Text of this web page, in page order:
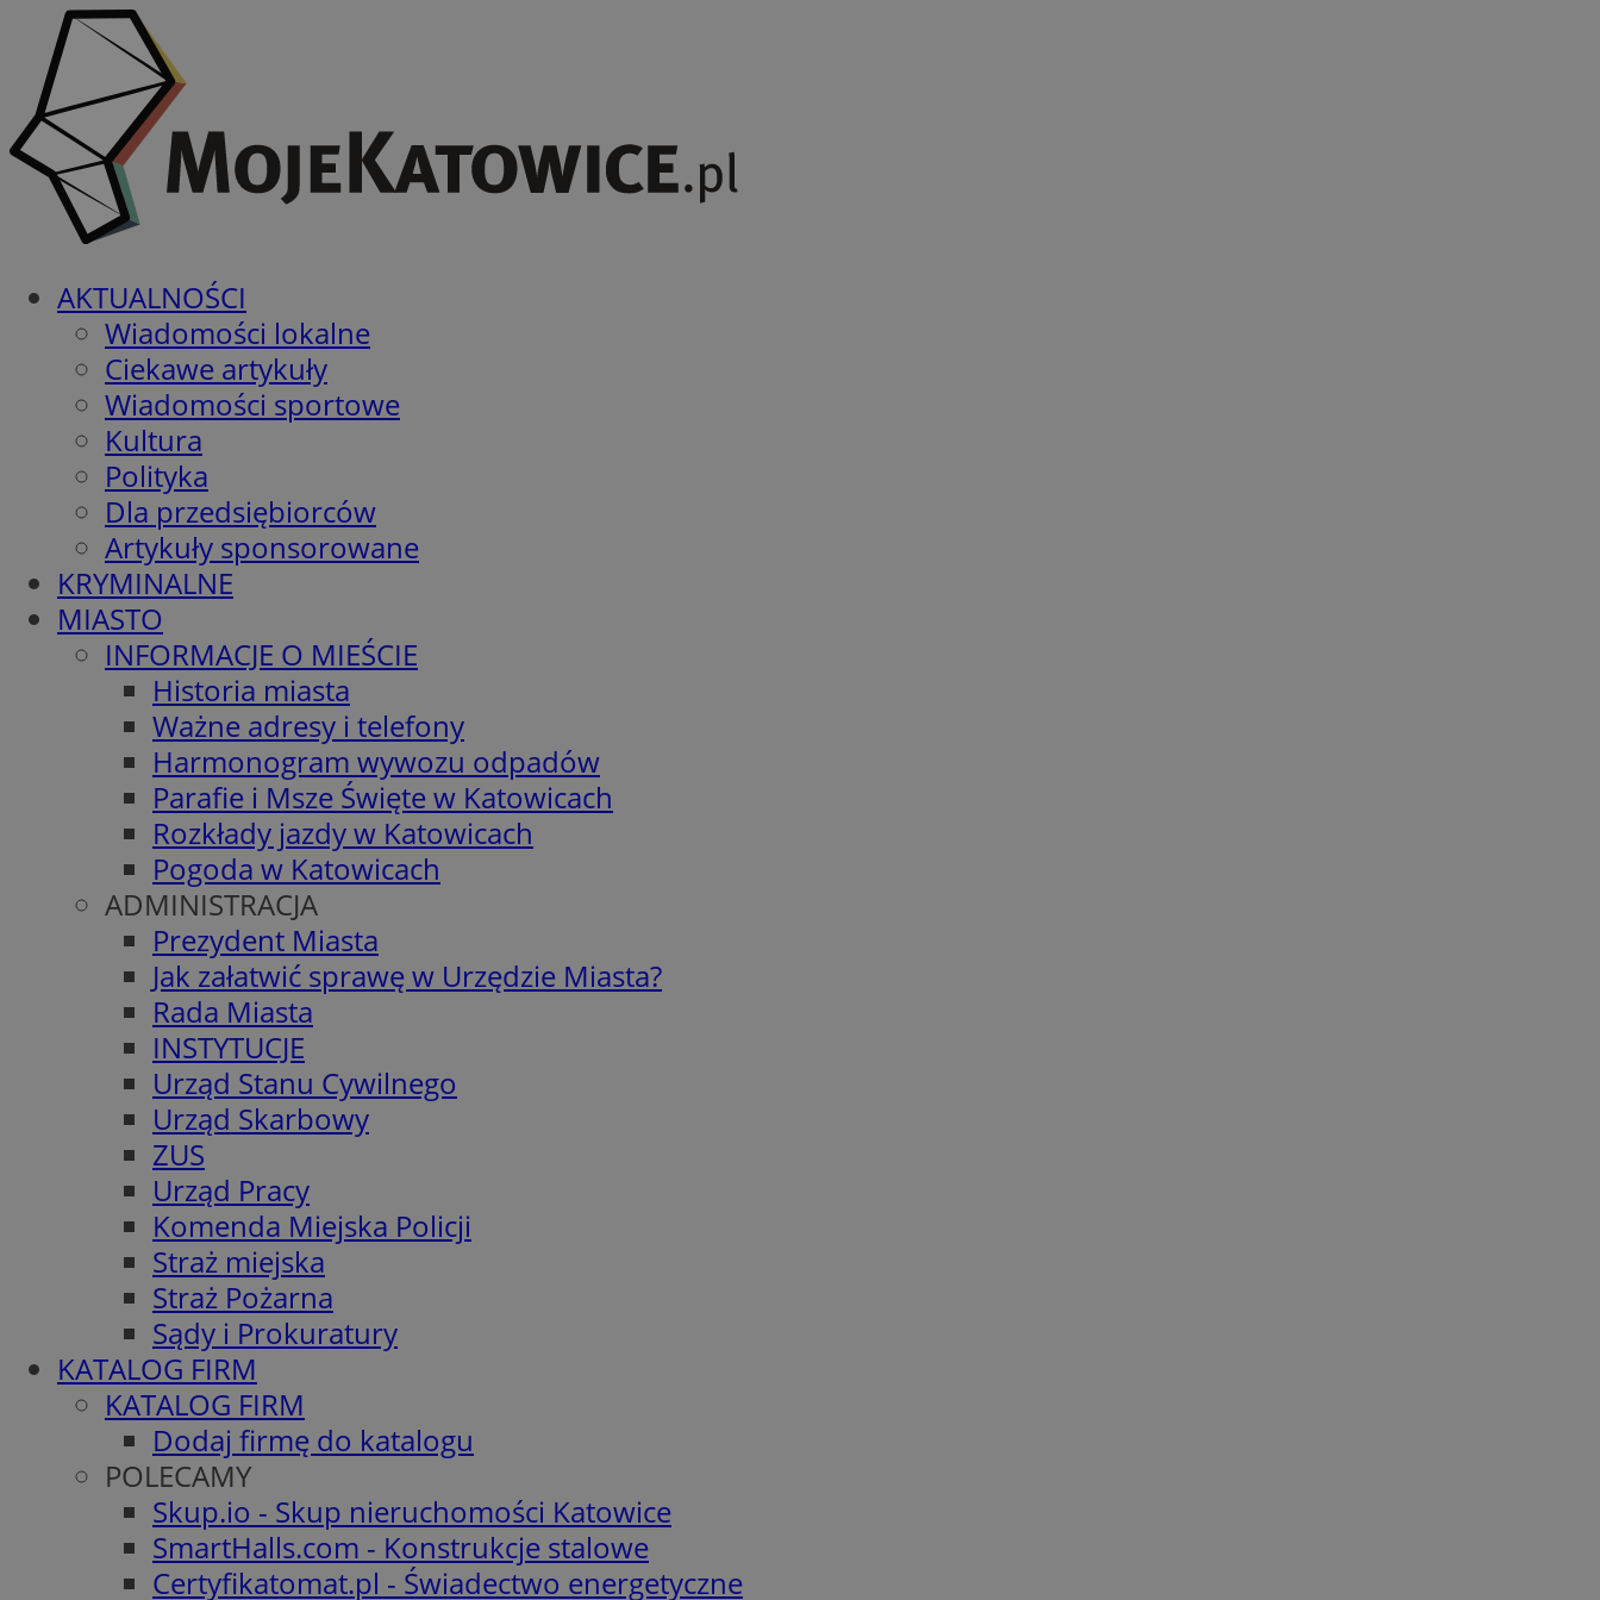
AKTUALNOŚCI
Wiadomości lokalne
Ciekawe artykuły
Wiadomości sportowe
Kultura
Polityka
Dla przedsiębiorców
Artykuły sponsorowane
KRYMINALNE
MIASTO
INFORMACJE O MIEŚCIE
Historia miasta
Ważne adresy i telefony
Harmonogram wywozu odpadów
Parafie i Msze Święte w Katowicach
Rozkłady jazdy w Katowicach
Pogoda w Katowicach
ADMINISTRACJA
Prezydent Miasta
Jak załatwić sprawę w Urzędzie Miasta?
Rada Miasta
INSTYTUCJE
Urząd Stanu Cywilnego
Urząd Skarbowy
ZUS
Urząd Pracy
Komenda Miejska Policji
Straż miejska
Straż Pożarna
Sądy i Prokuratury
KATALOG FIRM
KATALOG FIRM
Dodaj firmę do katalogu
POLECAMY
Skup.io - Skup nieruchomości Katowice
SmartHalls.com - Konstrukcje stalowe
Certyfikatomat.pl - Świadectwo energetyczne